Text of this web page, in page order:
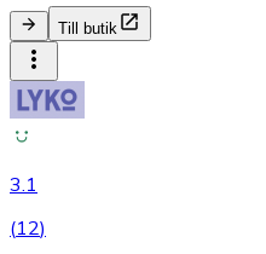
Till butik
3.1
(12)